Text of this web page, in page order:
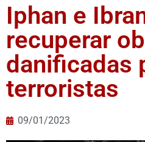
Iphan e
recuperar
danificadas
terroristas
09/01/2023